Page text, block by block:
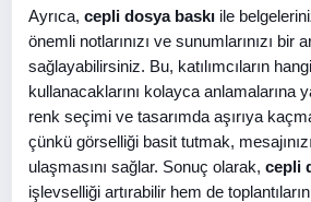
Ayrıca, cepli dosya baskı ile
önemli notlarınızı ve sunumlarınızı bir
sağlayabilirsiniz. Bu, katılımcıların
kullanacaklarını kolayca anlamalarına
renk seçimi ve tasarımda aşırıya
çünkü görselliği basit tutmak,
ulaşmasını sağlar. Sonuç olarak, cepli
işlevselliği artırabilir hem de